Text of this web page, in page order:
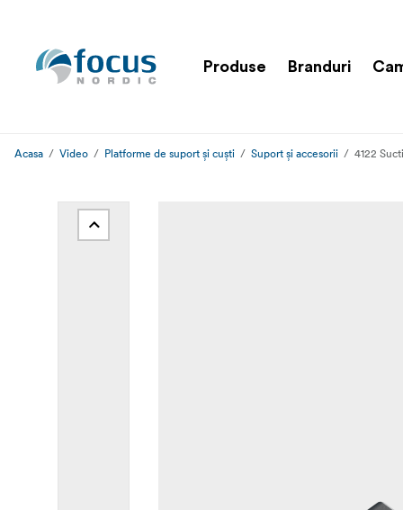
Produse Branduri
Acasa Video Platforme de suport și cuști Suport și accesorii 4122